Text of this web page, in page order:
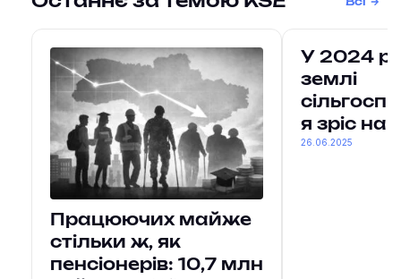
Працюючих майже
стільки ж, як
пенсіонерів: 10,7 млн
У 2024
землі
я зріс на
26.06.2025